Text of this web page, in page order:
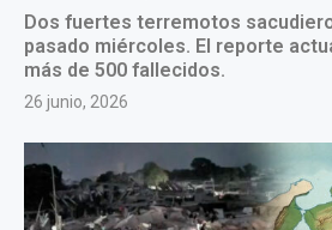
Dos fuertes terremotos
pasado miércoles. El reporte
más de 500 fallecidos.
26 junio, 2026